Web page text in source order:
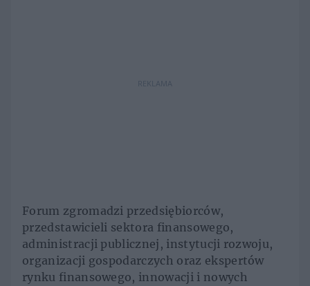
REKLAMA
Forum zgromadzi przedsiębiorców,
przedstawicieli sektora finansowego,
administracji publicznej, instytucji rozwoju,
organizacji gospodarczych oraz ekspertów
rynku finansowego, innowacji i nowych